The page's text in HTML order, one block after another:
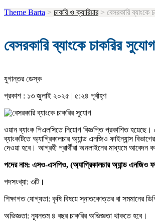
Theme Barta > চাকরি ও ক্যারিয়ার> বেসরকারি ব্যাংকে
বেসরকারি ব্যাংকে চাকরির সুযোগ
যুগান্তর ডেস্ক
প্রকাশ : ১৩ জুলাই ২০২৫ | ৫:২৪ পূর্বাহ্ণ
ওয়ান ব্যাংক পিএলসিতে নিয়োগ বিজ্ঞপ্তি প্রকাশিত হয়েছে।
ব্যাংকটিতে অ্যাগ্রিকালচার অ্যান্ড এনজিও ফাইন্যান্স
দেওয়া হবে। আগ্রহী প্রার্থীরা অনলাইনের মাধ্যমে আবেদন
পদের নাম: এসও-এসপিও, (অ্যাগ্রিকালচার অ্যান্ড এনজিও
পদসংখ্যা: ৩টি।
শিক্ষাগত যোগ্যতা: কৃষি বিষয়ে স্নাতকোত্তর বা সমমানের
অভিজ্ঞতা: ন্যূনতম ৪ বছর চাকরির অভিজ্ঞতা থাকতে হবে।